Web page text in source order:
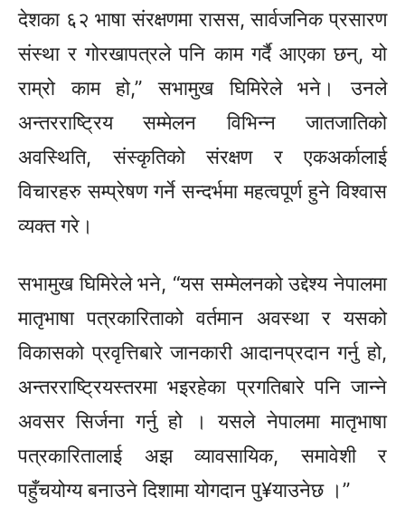
देशका ६२ भाषा संरक्षणमा रासस, सार्वजनिक प्रसारण
संस्था र गोरखापत्रले पनि काम गर्दै आएका छन्, यो
राम्रो काम हो,” सभामुख घिमिरेले भने। उनले
अन्तरराष्ट्रिय सम्मेलन विभिन्न जातजातिको
अवस्थिति, संस्कृतिको संरक्षण र एकअर्कालाई
विचारहरु सम्प्रेषण गर्ने सन्दर्भमा महत्वपूर्ण हुने विश्वास
व्यक्त गरे।
सभामुख घिमिरेले भने, “यस सम्मेलनको उद्देश्य नेपालमा
मातृभाषा पत्रकारिताको वर्तमान अवस्था र यसको
विकासको प्रवृत्तिबारे जानकारी आदानप्रदान गर्नु हो,
अन्तरराष्ट्रियस्तरमा भइरहेका प्रगतिबारे पनि जान्ने
अवसर सिर्जना गर्नु हो । यसले नेपालमा मातृभाषा
पत्रकारितालाई अझ व्यावसायिक, समावेशी र
पहुँचयोग्य बनाउने दिशामा योगदान पु¥याउनेछ ।”